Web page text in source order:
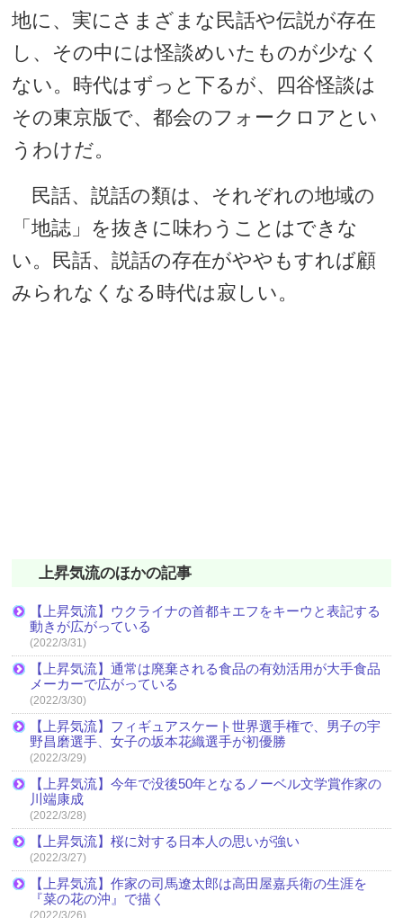
地に、実にさまざまな民話や伝説が存在
し、その中には怪談めいたものが少なく
ない。時代はずっと下るが、四谷怪談は
その東京版で、都会のフォークロアとい
うわけだ。
民話、説話の類は、それぞれの地域の
「地誌」を抜きに味わうことはできな
い。民話、説話の存在がややもすれば顧
みられなくなる時代は寂しい。
上昇気流のほかの記事
【上昇気流】ウクライナの首都キエフをキーウと表記する
動きが広がっている
(2022/3/31)
【上昇気流】通常は廃棄される食品の有効活用が大手食品
メーカーで広がっている
(2022/3/30)
【上昇気流】フィギュアスケート世界選手権で、男子の宇
野昌磨選手、女子の坂本花織選手が初優勝
(2022/3/29)
【上昇気流】今年で没後50年となるノーベル文学賞作家の
川端康成
(2022/3/28)
【上昇気流】桜に対する日本人の思いが強い
(2022/3/27)
【上昇気流】作家の司馬遼太郎は高田屋嘉兵衛の生涯を
『菜の花の沖』で描く
(2022/3/26)